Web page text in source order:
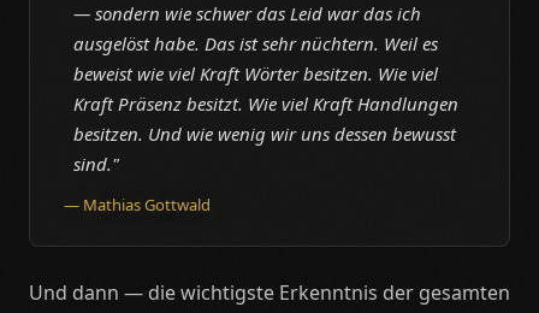
— sondern wie schwer das Leid war das ich
ausgelöst habe. Das ist sehr nüchtern. Weil es
beweist wie viel Kraft Wörter besitzen. Wie viel
Kraft Präsenz besitzt. Wie viel Kraft Handlungen
besitzen. Und wie wenig wir uns dessen bewusst
sind."
— Mathias Gottwald
Und dann — die wichtigste Erkenntnis der gesamten